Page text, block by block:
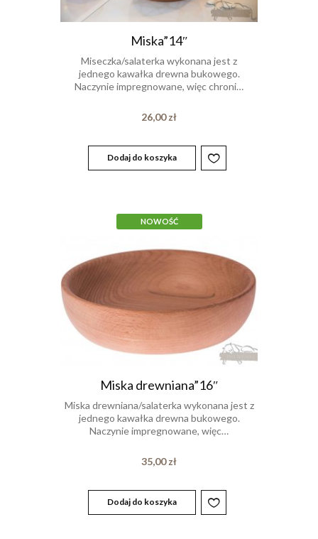
Miska”14″
Miseczka/salaterka wykonana jest z
jednego kawałka drewna bukowego.
Naczynie impregnowane, więc chroni…
26,00zł
Dodaj do koszyka
NOWOŚĆ
Miska drewniana”16″
Miska drewniana/salaterka wykonana jest z
jednego kawałka drewna bukowego.
Naczynie impregnowane, więc…
35,00zł
Dodaj do koszyka